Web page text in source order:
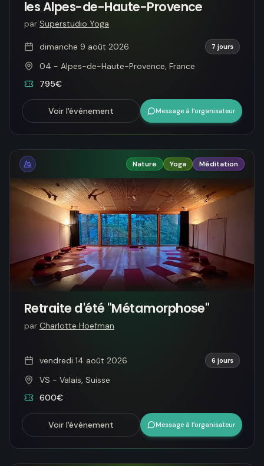
les Alpes-de-Haute-Provence
par Superstudio Yoga
dimanche 9 août 2026 7 jours
04 - Alpes-de-Haute-Provence, France
795€
Voir l'événement Message à l’organisateur
Nature Yoga Méditation
Retraite d'été "Métamorphose"
par Charlotte Hoefman
vendredi 14 août 2026 6 jours
VS - Valais, Suisse
600€
Voir l'événement Message à l’organisateur